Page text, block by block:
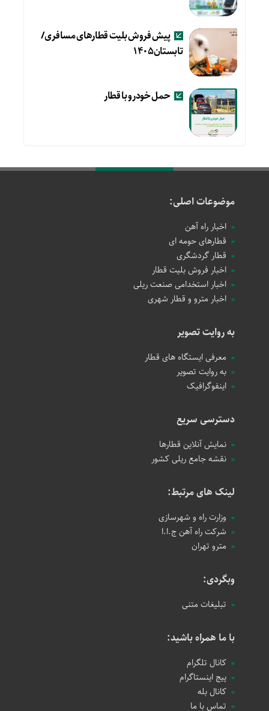
پیش فروش بلیت قطارهای مسافری/
تابستان۱۴۰۵
حمل خودرو با قطار
موضوعات اصلی:
اخبار راه آهن
قطارهای حومه ای
قطار گردشگری
اخبار فروش بلیت قطار
اخبار استخدامی صنعت ریلی
اخبار مترو و قطار شهری
به روایت تصویر
معرفی ایستگاه های قطار
به روایت تصویر
اینفوگرافیک
دسترسی سریع
نمایش آنلاین قطارها
نقشه جامع ریلی کشور
لینک های مرتبط:
وزارت راه و شهرسازی
شرکت راه آهن ج.ا.ا
مترو تهران
وبگردی:
تبلیغات متنی
با ما همراه باشید:
کانال تلگرام
پیج اینستاگرام
کانال بله
تماس با ما